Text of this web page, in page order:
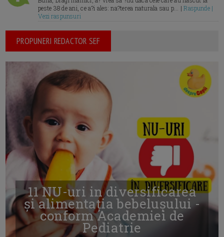
peste 38 de ani, ce a?i ales: na?terea naturala sau p... |Raspunde |
Vezi raspunsuri
PROPUNERI REDACTOR SEF
11 NU-uri in diversificarea
și alimentația bebelușului -
conform Academiei de
Pediatrie